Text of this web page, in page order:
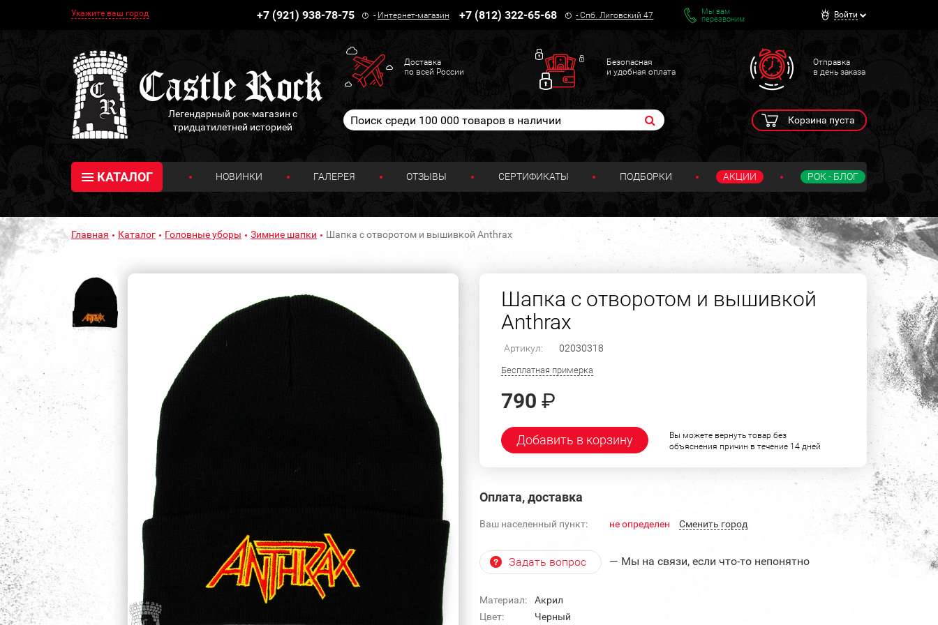
Укажите ваш город +7 (921) 938-78-75 - Интернет-магазин +7 (812) 322-65-68 -Спб. Лиговский 47
Мы вам
перезвоним
Войти
Легендарный рок-магазин с
тридцатилетней историей
Доставка
по всей России
Безопасная
и удобная оплата
Отправка
в день заказа
Корзина пуста
КАТАЛОГ НОВИНКИ ГАЛЕРЕЯ ОТЗЫВЫ СЕРТИФИКАТЫ ПОДБОРКИ АКЦИИ РОК - БЛОГ
Главная Каталог Головные уборы Зимние шапки Шапка с отворотом и вышивкой Anthrax
Шапка с отворотом и вышивкой
Anthrax
Артикул: 02030318
Бесплатная примерка
790 ₽
Добавить в корзину
Вы можете вернуть товар без
объяснения причин в течение 14 дней
Оплата, доставка
Ваш населенный пункт: не определен Cменить город
Задать вопрос — Мы на связи, если что-то непонятно
Материал:
Акрил
Цвет:
Черный